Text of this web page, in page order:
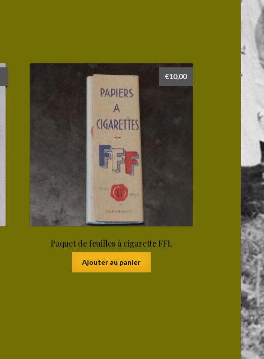
Paquet de feuilles à cigarette FFL
€10,00
Ajouter au panier